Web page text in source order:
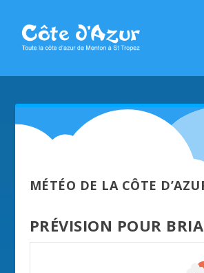
MÉTÉO DE LA CÔTE
PRÉVISION POUR